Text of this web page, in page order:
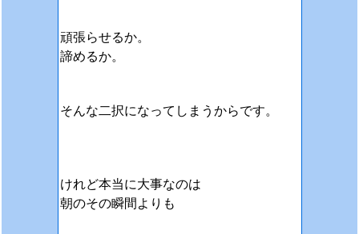
頑張らせるか。
諦めるか。
そんな二択になってしまうからです。
けれど本当に大事なのは
朝のその瞬間よりも